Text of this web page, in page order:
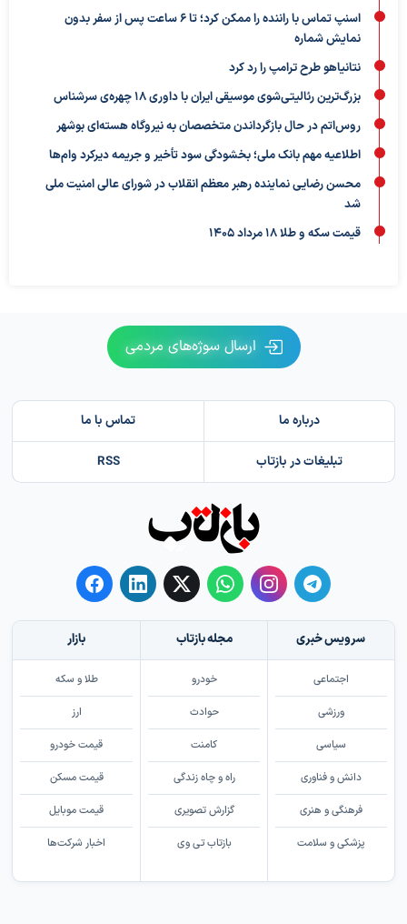
اسنپ تماس با راننده را ممکن کرد؛ تا ۶ ساعت پس از سفر بدون
نمایش شماره
نتانیاهو طرح ترامپ را رد کرد
بزرگ‌ترین رئالیتی‌شوی موسیقی ایران با داوری ۱۸ چهره‌ی سرشناس
روس‌اتم در حال بازگرداندن متخصصان به نیروگاه هسته‌ای بوشهر
اطلاعیه مهم بانک ملی؛ بخشودگی سود تأخیر و جریمه دیرکرد وام‌ها
محسن رضایی نماینده رهبر معظم انقلاب در شورای عالی امنیت ملی
شد
قیمت سکه و طلا 18 مرداد 1405
ارسال سوژه‌های مردمی
درباره ما تماس با ما
تبلیغات در بازتاب RSS
سرویس خبری
اجتماعی
ورزشی
سیاسی
دانش و فناوری
فرهنگی و هنری
پزشکی و سلامت
مجله بازتاب
خودرو
حوادث
کامنت
راه و چاه زندگی
گزارش تصویری
بازتاب تی وی
بازار
طلا و سکه
ارز
قیمت خودرو
قیمت مسکن
قیمت موبایل
اخبار شرکت‌ها